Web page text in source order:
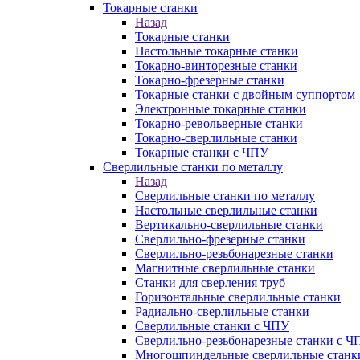
Токарные станки
Назад
Токарные станки
Настольные токарные станки
Токарно-винторезные станки
Токарно-фрезерные станки
Токарные станки с двойным суппортом
Электронные токарные станки
Токарно-револьверные станки
Токарно-сверлильные станки
Токарные станки с ЧПУ
Сверлильные станки по металлу
Назад
Сверлильные станки по металлу
Настольные сверлильные станки
Вертикально-сверлильные станки
Сверлильно-фрезерные станки
Сверлильно-резьбонарезные станки
Магнитные сверлильные станки
Станки для сверления труб
Горизонтальные сверлильные станки
Радиально-сверлильные станки
Сверлильные станки с ЧПУ
Сверлильно-резьбонарезные станки с
Многошпиндельные сверлильные